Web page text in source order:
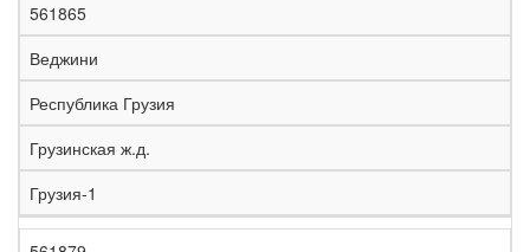
561865
Веджини
Республика Грузия
Грузинская ж.д.
Грузия-1